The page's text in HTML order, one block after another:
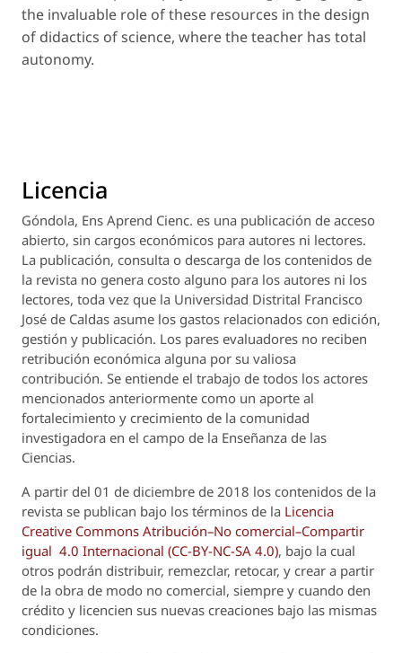
the invaluable role of these resources in the design
of didactics of science, where the teacher has total
autonomy.
Licencia
Góndola, Ens Aprend Cienc. es una publicación de acceso
abierto, sin cargos económicos para autores ni lectores.
La publicación, consulta o descarga de los contenidos de
la revista no genera costo alguno para los autores ni los
lectores, toda vez que la Universidad Distrital Francisco
José de Caldas asume los gastos relacionados con edición,
gestión y publicación. Los pares evaluadores no reciben
retribución económica alguna por su valiosa
contribución. Se entiende el trabajo de todos los actores
mencionados anteriormente como un aporte al
fortalecimiento y crecimiento de la comunidad
investigadora en el campo de la Enseñanza de las
Ciencias.
A partir del 01 de diciembre de 2018 los contenidos de la
revista se publican bajo los términos de la Licencia
Creative Commons Atribución–No comercial–Compartir
igual 4.0 Internacional (CC-BY-NC-SA 4.0), bajo la cual
otros podrán distribuir, remezclar, retocar, y crear a partir
de la obra de modo no comercial, siempre y cuando den
crédito y licencien sus nuevas creaciones bajo las mismas
condiciones.